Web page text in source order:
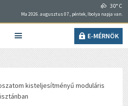
30° C
Ma 2026. augusztus 07., péntek, Ibolya napja van.
E-MÉRNÖK
kisteljesítményű moduláris